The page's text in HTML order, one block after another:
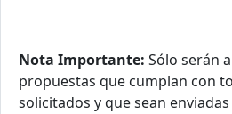
Nota Importante: Sólo serán
propuestas que cumplan con
solicitados y que sean